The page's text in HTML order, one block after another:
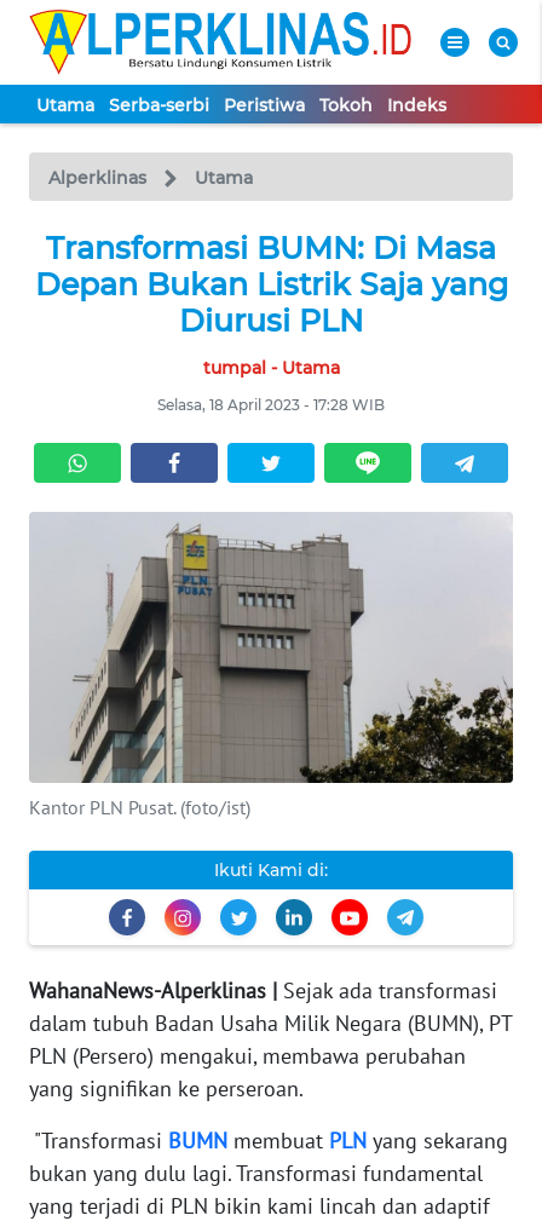
Utama Serba-serbi Peristiwa Tokoh Indeks
Alperklinas Utama
Transformasi BUMN: Di Masa
Depan Bukan Listrik Saja yang
Diurusi PLN
tumpal - Utama
Selasa, 18 April 2023 - 17:28 WIB
Kantor PLN Pusat. (foto/ist)
Ikuti Kami di:
WahanaNews-Alperklinas | Sejak ada transformasi
dalam tubuh Badan Usaha Milik Negara (BUMN), PT
PLN (Persero) mengakui, membawa perubahan
yang signifikan ke perseroan.
"Transformasi BUMN membuat PLN yang sekarang
bukan yang dulu lagi. Transformasi fundamental
yang terjadi di PLN bikin kami lincah dan adaptif
TV
Tutup
UTAMA
TOKOH
KONTAK
IKLAN
KAMI
PEDOMAN
SIBER
REDAKSI
KARIR
DISCLAIMER